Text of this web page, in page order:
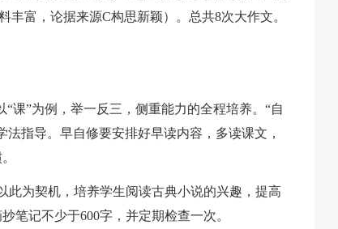
富，论据来源C构思新颖）。总共8次大作文。
课”为例，举一反三，侧重能力的全程培养。“自
指导。早自修要安排好早读内容，多读课文，
此为契机，培养学生阅读古典小说的兴趣，提高
笔记不少于600字，并定期检查一次。